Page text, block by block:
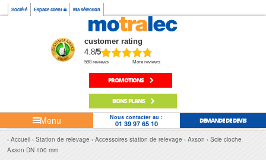
Société Espace client Ma sélection
customer rating
4.8/5
598 reviews More reviews
PROMOTIONS
BONS PLANS
Menu Nous contacter au :
01 39 97 65 10 DEMANDE DE DEVIS
Accueil Station de relevage Accessoires station de relevage Axson
Scie cloche
Axson DN 100 mm